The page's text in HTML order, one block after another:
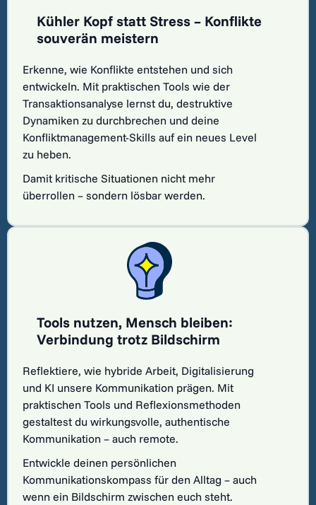
Kühler Kopf statt Stress – Konflikte
souverän meistern
Erkenne, wie Konflikte entstehen und sich
entwickeln. Mit praktischen Tools wie der
Transaktionsanalyse lernst du, destruktive
Dynamiken zu durchbrechen und deine
Konfliktmanagement-Skills auf ein neues Level
zu heben.
Damit kritische Situationen nicht mehr
überrollen – sondern lösbar werden.
Tools nutzen, Mensch bleiben:
Verbindung trotz Bildschirm
Reflektiere, wie hybride Arbeit, Digitalisierung
und KI unsere Kommunikation prägen. Mit
praktischen Tools und Reflexionsmethoden
gestaltest du wirkungsvolle, authentische
Kommunikation – auch remote.
Entwickle deinen persönlichen
Kommunikationskompass für den Alltag – auch
wenn ein Bildschirm zwischen euch steht.